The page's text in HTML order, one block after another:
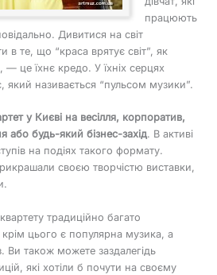
працюють
Дивитися на світ
в те, що “краса врятує світ”, як
— це їхнє кредо. У їхніх серцях
який називається “пульсом музики”.
у Києві на весілля, корпоратив,
або будь-який бізнес-захід. В активі
на подіях такого формату.
своєю творчістю виставки,
традиційно багато
цього є популярна музика, а
Ви також можете заздалегідь
які хотіли б почути на своєму